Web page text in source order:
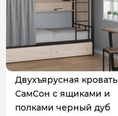
Двухъярусная кровать
СамСон с ящиками и
полками черный дуб